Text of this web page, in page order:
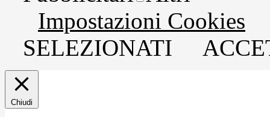
Impostazioni Cookies
SELEZIONATI
Chiudi